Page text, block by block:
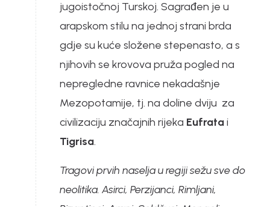
jugoistočnoj Turskoj. Sagrađen je u
arapskom stilu na jednoj strani brda
gdje su kuće složene stepenasto, a s
njihovih se krovova pruža pogled na
nepregledne ravnice nekadašnje
Mezopotamije, tj. na doline dviju za
civilizaciju značajnih rijeka Eufratai
Tigrisa.
Tragovi prvih naselja u regiji sežu sve do
neolitika. Asirci, Perzijanci, Rimljani,